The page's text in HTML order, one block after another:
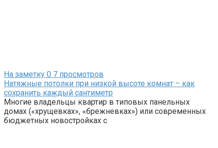
На заметку 0 7 просмотров
Натяжные потолки при низкой высоте комнат – как
сохранить каждый сантиметр
Многие владельцы квартир в типовых панельных
домах («хрущевках», «брежневках») или современных
бюджетных новостройках с